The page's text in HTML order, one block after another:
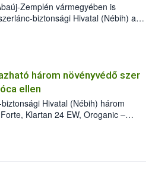
Zemplén vármegyében is
biztonsági Hivatal (Nébih) a
(Agrilus planipennis) jelenlétét. A
találták meg, de már fertőzött
az intézkedéseket a szlovák
a terjedés megállítása érdekében.
három növényvédő szer
ellen
Hivatal (Nébih) három
Klartan 24 EW, Oroganic –
így azok a szüretet követően,
91) stádiumáig
a károsító elleni további
és ökológiai termesztésben is